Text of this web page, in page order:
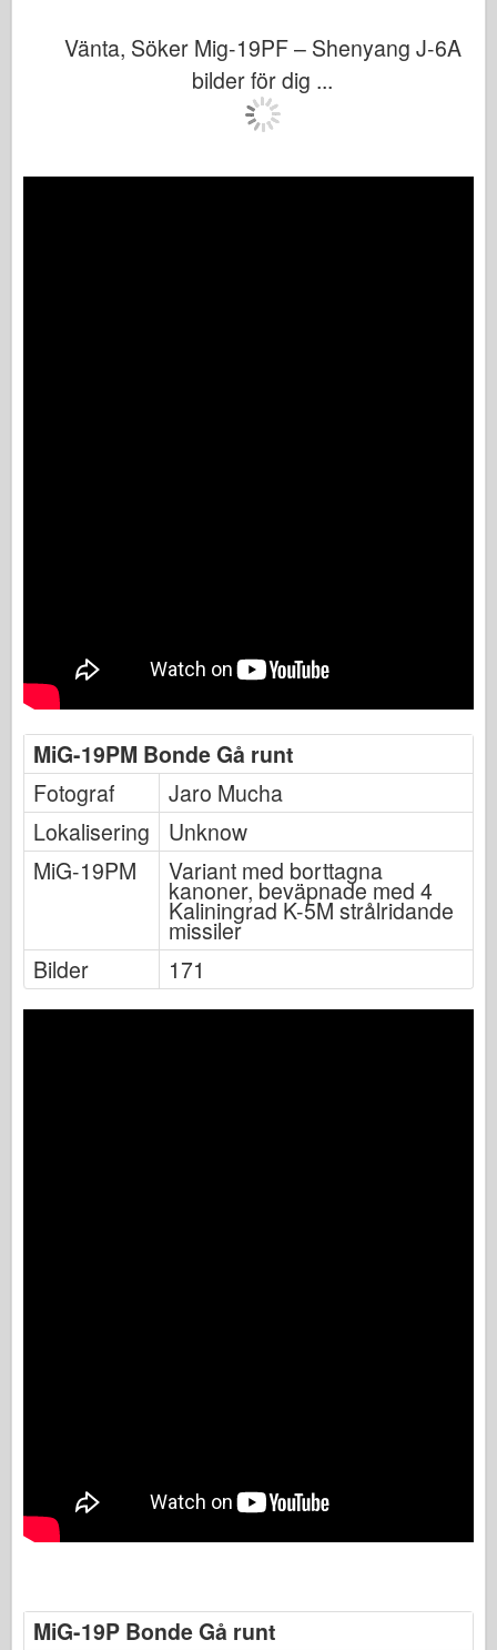
Vänta, Söker Mig-19PF – Shenyang J-6A
bilder för dig ...
MiG-19PM Bonde Gå runt
Fotograf
Jaro Mucha
Lokalisering
Unknow
MiG-19PM
Variant med borttagna
kanoner, beväpnade med 4
Kaliningrad K-5M strålridande
missiler
Bilder
171
MiG-19P Bonde Gå runt